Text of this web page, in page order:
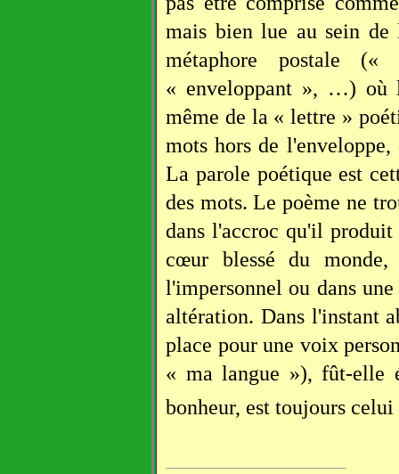
mais bien lue au sein
métaphore postale
« enveloppant », …) où
même de la « lettre »
mots hors de
La parole poétique est
des mots. Le poème ne
dans l'accroc qu'il
cœur blessé du
l'impersonnel ou dans
altération. Dans l'instant
place pour une voix
« ma langue »), fût-elle
bonheur, est toujours celui